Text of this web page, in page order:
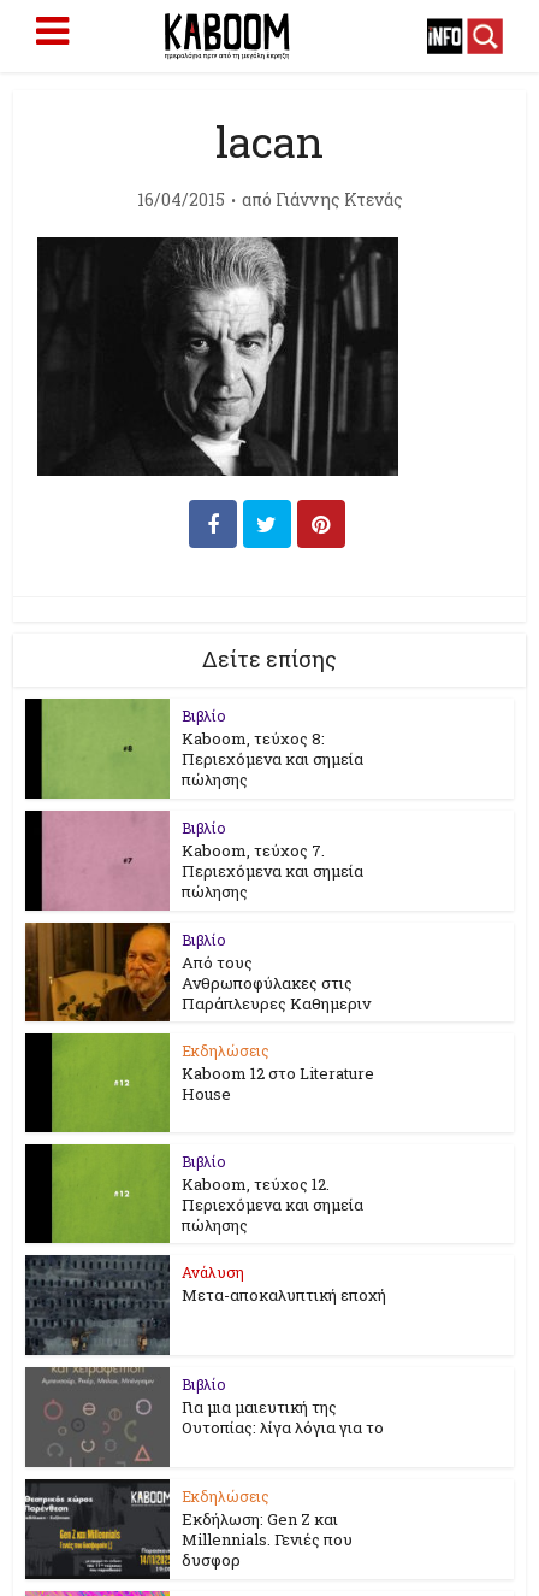
lacan
16/04/2015 από Γιάννης Κτενάς
Δείτε επίσης
Βιβλίο
Kaboom, τεύχος 8:
Περιεχόμενα και σημεία
πώλησης
Βιβλίο
Kaboom, τεύχος 7.
Περιεχόμενα και σημεία
πώλησης
Βιβλίο
Από τους
Ανθρωποφύλακες στις
Παράπλευρες Καθημεριν
Εκδηλώσεις
Kaboom 12 στο Literature
House
Βιβλίο
Kaboom, τεύχος 12.
Περιεχόμενα και σημεία
πώλησης
Ανάλυση
Μετα-αποκαλυπτική εποχή
Βιβλίο
Για μια μαιευτική της
Ουτοπίας: λίγα λόγια για το
Εκδηλώσεις
Εκδήλωση: Gen Z και
Millennials. Γενιές που
δυσφορ